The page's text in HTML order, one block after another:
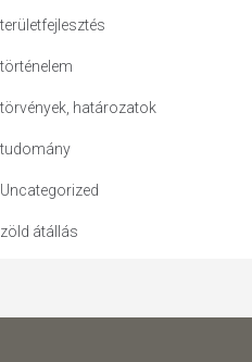
területfejlesztés
történelem
törvények, határozatok
tudomány
Uncategorized
zöld átállás